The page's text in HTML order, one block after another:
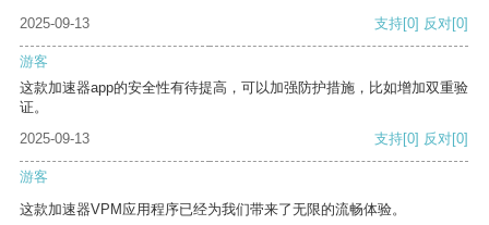
2025-09-13 支持[0] 反对[0]
游客
这款加速器app的安全性有待提高，可以加强防护措施，比如增加双重验
证。
2025-09-13
支持[0] 反对[0]
游客
这款加速器VPM应用程序已经为我们带来了无限的流畅体验。